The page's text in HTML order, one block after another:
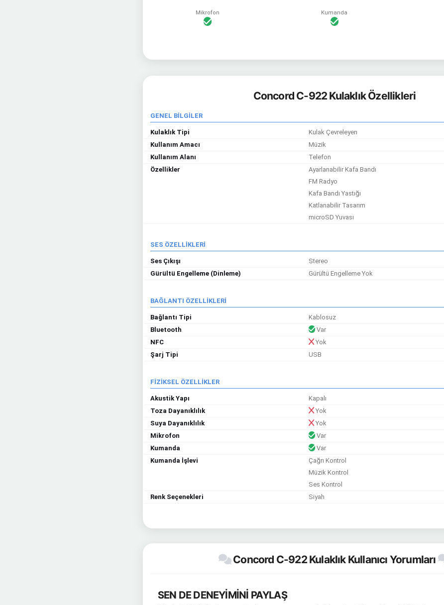
Mikrofon Kumanda
Concord C-922 Kulaklık Özellikleri
GENEL BİLGİLER
Kulaklık Tipi
Kulak Çevreleyen
Kullanım Amacı
Müzik
Kullanım Alanı
Telefon
Özellikler
Ayarlanabilir Kafa Bandı
FM Radyo
Kafa Bandı Yastığı
Katlanabilir Tasarım
microSD Yuvası
SES ÖZELLİKLERİ
Ses Çıkışı
Stereo
Gürültü Engelleme (Dinleme)
Gürültü Engelleme Yok
BAĞLANTI ÖZELLİKLERİ
Bağlantı Tipi
Kablosuz
Bluetooth
Var
NFC
Yok
Şarj Tipi
USB
FİZİKSEL ÖZELLİKLER
Akustik Yapı
Kapalı
Toza Dayanıklılık
Yok
Suya Dayanıklılık
Yok
Mikrofon
Var
Kumanda
Var
Kumanda İşlevi
Çağrı Kontrol
Müzik Kontrol
Ses Kontrol
Renk Seçenekleri
Siyah
Concord C-922 Kulaklık Kullanıcı Yorumları
SEN DE DENEYİMİNİ PAYLAŞ